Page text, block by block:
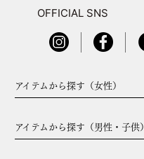
OFFICIAL SNS
アイテムから探す（女性）
アイテムから探す（男性・子供）